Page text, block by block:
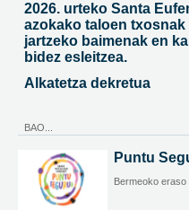
2026. urteko Santa
azokako taloen txosnak
jartzeko baimenak en
bidez esleitzea.
Alkatetza dekretua
BAO...
Puntu
Bermeoko eraso